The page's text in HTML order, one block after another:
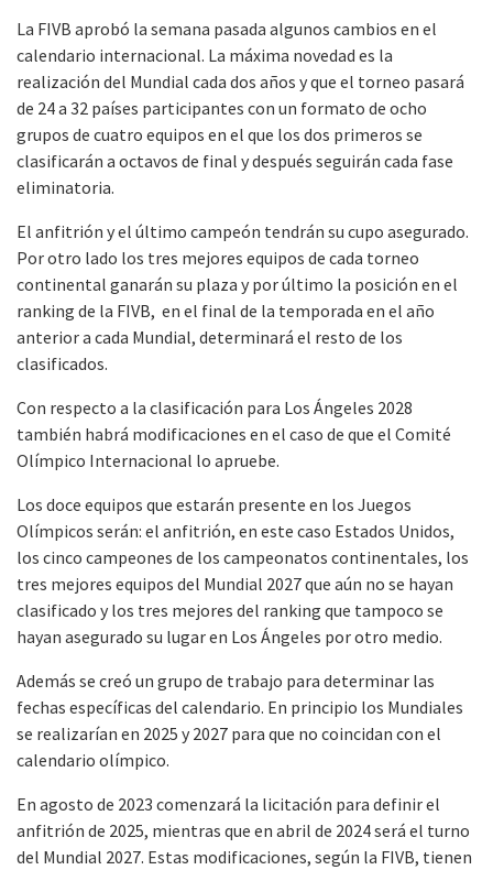
La FIVB aprobó la semana pasada algunos cambios en el
calendario internacional. La máxima novedad es la
realización del Mundial cada dos años y que el torneo pasará
de 24 a 32 países participantes con un formato de ocho
grupos de cuatro equipos en el que los dos primeros se
clasificarán a octavos de final y después seguirán cada fase
eliminatoria.
El anfitrión y el último campeón tendrán su cupo asegurado.
Por otro lado los tres mejores equipos de cada torneo
continental ganarán su plaza y por último la posición en el
ranking de la FIVB, en el final de la temporada en el año
anterior a cada Mundial, determinará el resto de los
clasificados.
Con respecto a la clasificación para Los Ángeles 2028
también habrá modificaciones en el caso de que el Comité
Olímpico Internacional lo apruebe.
Los doce equipos que estarán presente en los Juegos
Olímpicos serán: el anfitrión, en este caso Estados Unidos,
los cinco campeones de los campeonatos continentales, los
tres mejores equipos del Mundial 2027 que aún no se hayan
clasificado y los tres mejores del ranking que tampoco se
hayan asegurado su lugar en Los Ángeles por otro medio.
Además se creó un grupo de trabajo para determinar las
fechas específicas del calendario. En principio los Mundiales
se realizarían en 2025 y 2027 para que no coincidan con el
calendario olímpico.
En agosto de 2023 comenzará la licitación para definir el
anfitrión de 2025, mientras que en abril de 2024 será el turno
del Mundial 2027. Estas modificaciones, según la FIVB, tienen